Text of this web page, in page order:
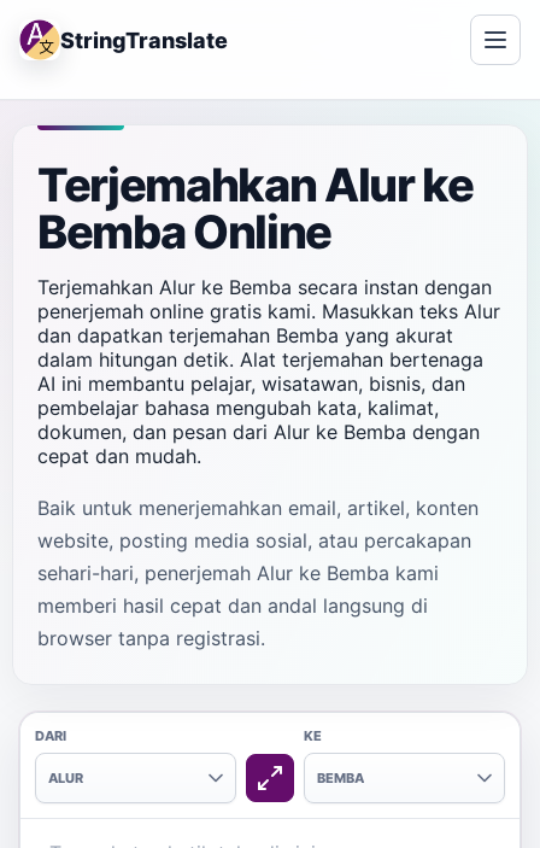
StringTranslate
Terjemahkan Alur ke
Bemba Online
Terjemahkan Alur ke Bemba secara instan dengan
penerjemah online gratis kami. Masukkan teks Alur
dan dapatkan terjemahan Bemba yang akurat
dalam hitungan detik. Alat terjemahan bertenaga
AI ini membantu pelajar, wisatawan, bisnis, dan
pembelajar bahasa mengubah kata, kalimat,
dokumen, dan pesan dari Alur ke Bemba dengan
cepat dan mudah.
Baik untuk menerjemahkan email, artikel, konten
website, posting media sosial, atau percakapan
sehari-hari, penerjemah Alur ke Bemba kami
memberi hasil cepat dan andal langsung di
browser tanpa registrasi.
DARI
ALUR
KE
BEMBA